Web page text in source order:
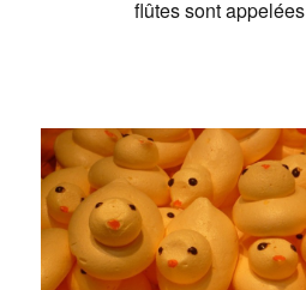
flûtes sont appelées